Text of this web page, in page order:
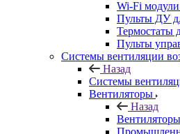
Wi-Fi
Пульты ДУ
Термостаты
Пульты
Системы вентиляции
Назад
Системы
Вентиляторы
Назад
Вентиляторы